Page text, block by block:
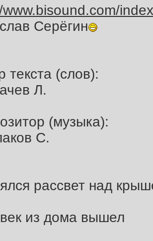
Серёгин
текста (слов):
Л.
(музыка):
С.
рассвет над
из дома вышел